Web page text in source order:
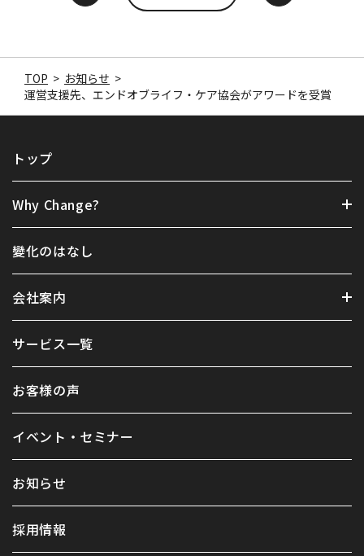
TOP > お知らせ >
運営支援先、エンドオブライフ・ケア協会がアワードを受賞
トップ
Why Change?
變化のはなし
会社案内
サービス一覧
お客様の声
イベント・セミナー
お知らせ
採用情報